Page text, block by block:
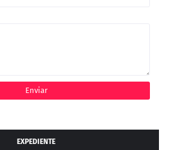
EXPEDIENTE